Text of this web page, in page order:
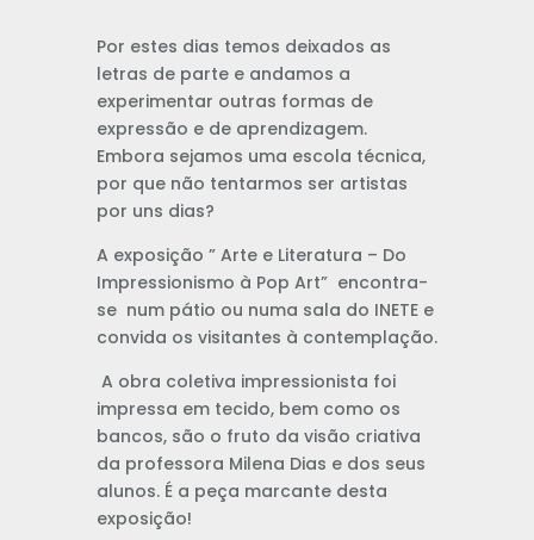
Por estes dias temos deixados as
letras de parte e andamos a
experimentar outras formas de
expressão e de aprendizagem.
Embora sejamos uma escola técnica,
por que não tentarmos ser artistas
por uns dias?
A exposição ” Arte e Literatura – Do
Impressionismo à Pop Art” encontra-
se num pátio ou numa sala do INETE e
convida os visitantes à contemplação.
A obra coletiva impressionista foi
impressa em tecido, bem como os
bancos, são o fruto da visão criativa
da professora Milena Dias e dos seus
alunos. É a peça marcante desta
exposição!